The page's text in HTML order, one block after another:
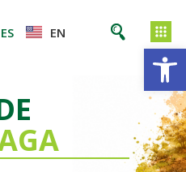
ES EN